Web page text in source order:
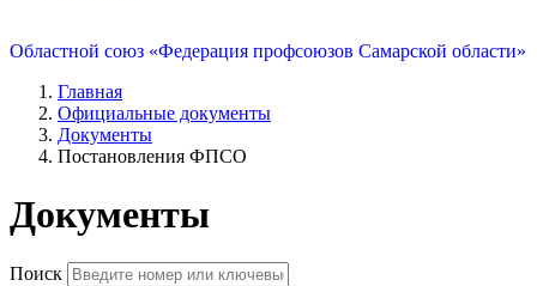
Областной союз «Федерация профсоюзов Самарской области»
Главная
Официальные документы
Документы
Постановления ФПСО
Документы
Поиск